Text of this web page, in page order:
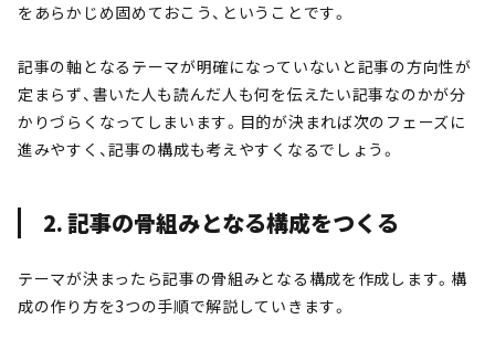
をあらかじめ固めておこう、ということです。
記事の軸となるテーマが明確になっていないと記事の方向性が
定まらず、書いた人も読んだ人も何を伝えたい記事なのかが分
かりづらくなってしまいます。目的が決まれば次のフェーズに
進みやすく、記事の構成も考えやすくなるでしょう。
2. 記事の骨組みとなる構成をつくる
テーマが決まったら記事の骨組みとなる構成を作成します。構
成の作り方を3つの手順で解説していきます。